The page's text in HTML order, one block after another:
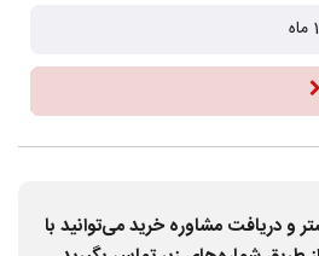
دریافت مشاوره خرید می‌توانید با